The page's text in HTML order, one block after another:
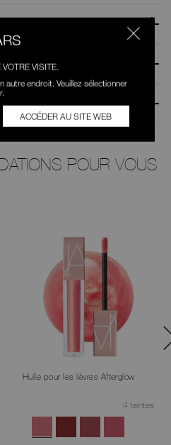
POUR VOUS
Huile pour les lèvres Afterglow
4 teintes
VISITE.
autre endroit. Veuillez sélectionner
ACCÉDER AU SITE WEB